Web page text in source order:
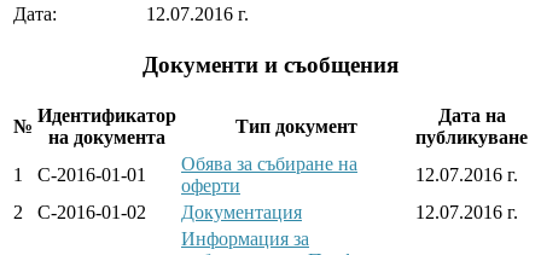
Дата:
12.07.2016 г.
Документи и съобщения
№
Идентификатор
на документа
Тип документ
Дата на
публикуване
1
С-2016-01-01
Обява за събиране на
оферти
12.07.2016 г.
2
С-2016-01-02 Документация
12.07.2016 г.
Информация за